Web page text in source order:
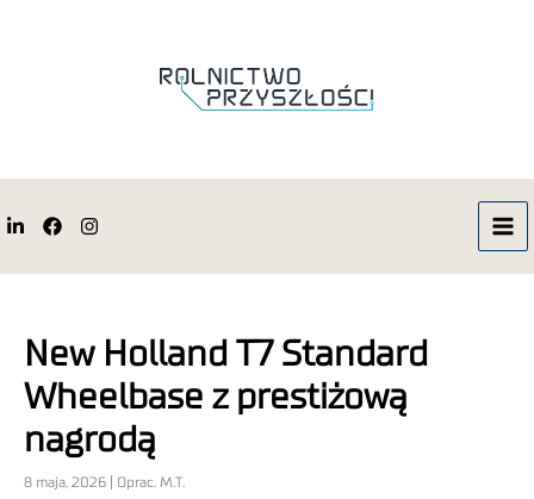
New Holland T7 Standard
Wheelbase z prestiżową
nagrodą
8 maja, 2026 | Oprac. M.T.